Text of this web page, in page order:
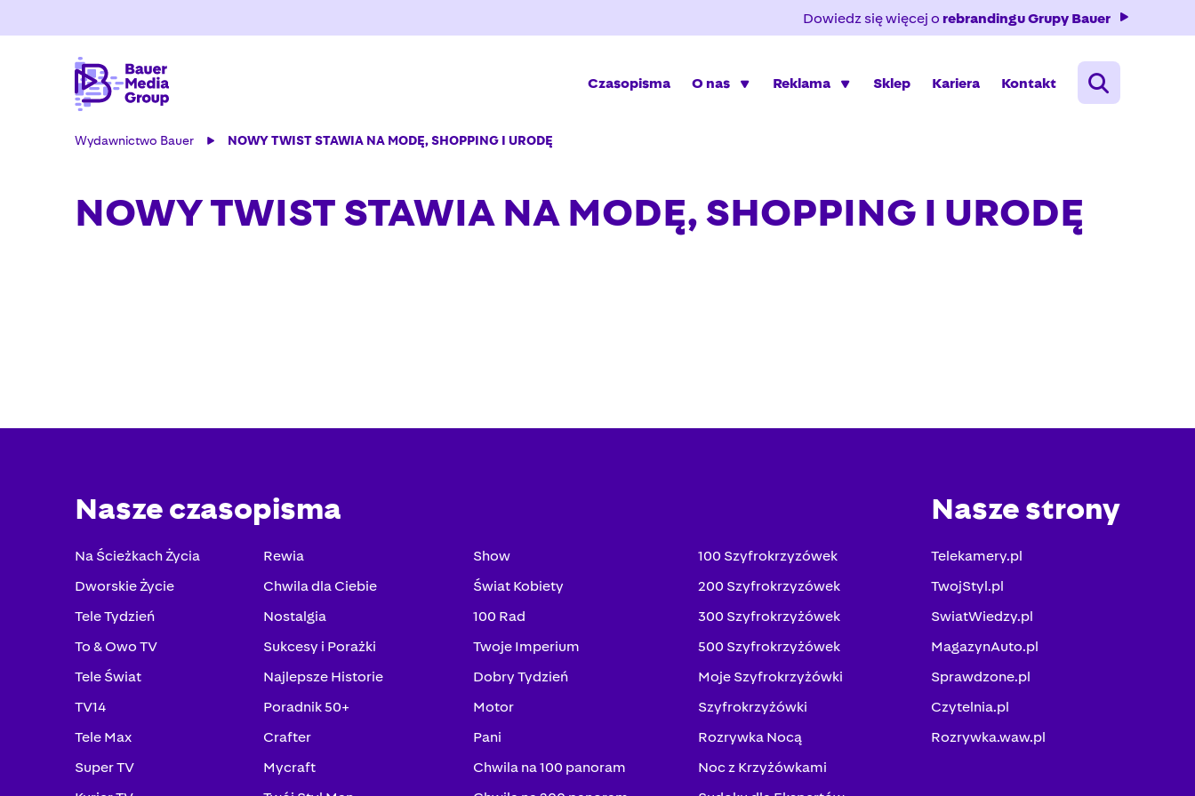
Dowiedz się więcej o rebrandingu Grupy Bauer
Czasopisma O nas Reklama Sklep Kariera Kontakt
Wydawnictwo Bauer NOWY TWIST STAWIA NA MODĘ, SHOPPING I URODĘ
NOWY TWIST STAWIA NA MODĘ, SHOPPING I URODĘ
Nasze czasopisma
Na Ścieżkach Życia
Dworskie Życie
Tele Tydzień
To & Owo TV
Tele Świat
TV14
Tele Max
Super TV
Rewia
Chwila dla Ciebie
Nostalgia
Sukcesy i Porażki
Najlepsze Historie
Poradnik 50+
Crafter
Mycraft
Show
Świat Kobiety
100 Rad
Twoje Imperium
Dobry Tydzień
Motor
Pani
Chwila na 100 panoram
100 Szyfrokrzyzówek
200 Szyfrokrzyzówek
300 Szyfrokrzyżówek
500 Szyfrokrzyżówek
Moje Szyfrokrzyżówki
Szyfrokrzyżówki
Rozrywka Nocą
Noc z Krzyżówkami
Nasze strony
Telekamery.pl
TwojStyl.pl
SwiatWiedzy.pl
MagazynAuto.pl
Sprawdzone.pl
Czytelnia.pl
Rozrywka.waw.pl